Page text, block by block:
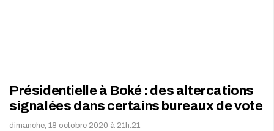
Présidentielle à Boké : des altercations
signalées dans certains bureaux de vote
dimanche, 18 octobre 2020 à 21h:21